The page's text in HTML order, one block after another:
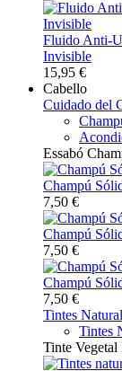
Fluido Anti-
Invisible
15,95 €
Cabello
Cuidado del
Essabó
Champú
7,50 €
Champú
7,50 €
Champú
7,50 €
Tintes
Tintes
Tinte